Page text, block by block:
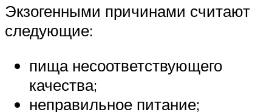
Экзогенными причинами считают
следующие:
пища несоответствующего
качества;
неправильное питание;